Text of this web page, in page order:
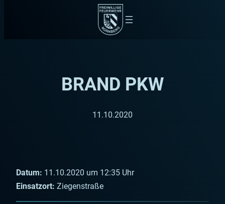
BRAND PKW
11.10.2020
Datum: 11.10.2020 um 12:35 Uhr
Einsatzort: Ziegenstraße